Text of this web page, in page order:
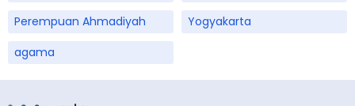
Perempuan Ahmadiyah
Yogyakarta
agama